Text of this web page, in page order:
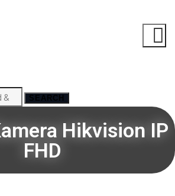
SEARCH
Hikvision IP
FHD